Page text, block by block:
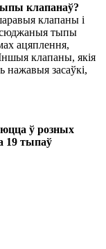
клапанаў?
клапаны і
тыпы
ацяплення,
клапаны, якія
засаўкі,
ў розных
19 тыпаў